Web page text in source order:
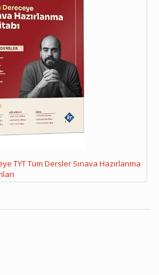
TYT Tüm Dersler Sınava Hazırlanma